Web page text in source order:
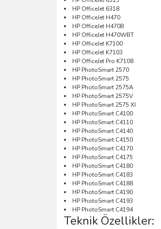
HP OfficeJet 6318
HP OfficeJet H470
HP OfficeJet H470B
HP OfficeJet H470WBT
HP OfficeJet K7100
HP OfficeJet K7103
HP OfficeJet Pro K7108
HP PhotoSmart 2570
HP PhotoSmart 2575
HP PhotoSmart 2575A
HP PhotoSmart 2575V
HP PhotoSmart 2575 XI
HP PhotoSmart C4100
HP PhotoSmart C4110
HP PhotoSmart C4140
HP PhotoSmart C4150
HP PhotoSmart C4170
HP PhotoSmart C4175
HP PhotoSmart C4180
HP PhotoSmart C4183
HP PhotoSmart C4188
HP PhotoSmart C4190
HP PhotoSmart C4193
HP PhotoSmart C4194
Teknik Özellikler: